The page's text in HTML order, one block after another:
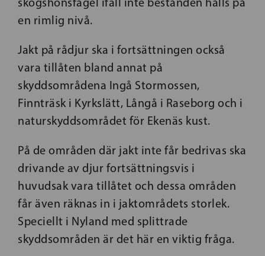
en rimlig nivå.
Jakt på rådjur ska i fortsättningen också
vara tillåten bland annat på
skyddsområdena Ingå Stormossen,
Finnträsk i Kyrkslätt, Långå i Raseborg och i
naturskyddsområdet för Ekenäs kust.
På de områden där jakt inte får bedrivas ska
drivande av djur fortsättningsvis i
huvudsak vara tillåtet och dessa områden
får även räknas in i jaktområdets storlek.
Speciellt i Nyland med splittrade
skyddsområden är det här en viktig fråga.